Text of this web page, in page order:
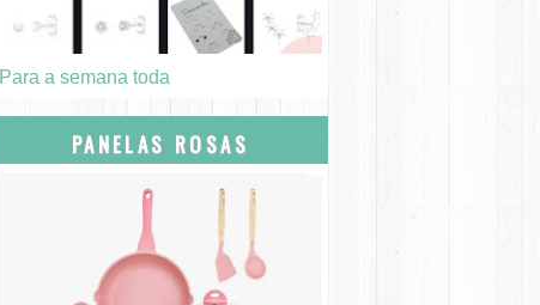
Para a semana toda
PANELAS ROSAS